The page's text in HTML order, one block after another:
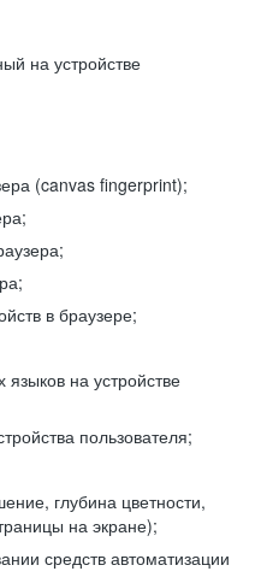
на устройстве
(canvas fingerprint);
в браузере;
на устройстве
пользователя;
глубина цветности,
на экране);
средств автоматизации